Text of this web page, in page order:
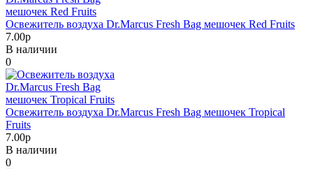
Освежитель воздуха Dr.Marcus Fresh Bag мешочек Red Fruits
7.00р
В наличии
0
Освежитель воздуха Dr.Marcus Fresh Bag мешочек Tropical
Fruits
7.00р
В наличии
0